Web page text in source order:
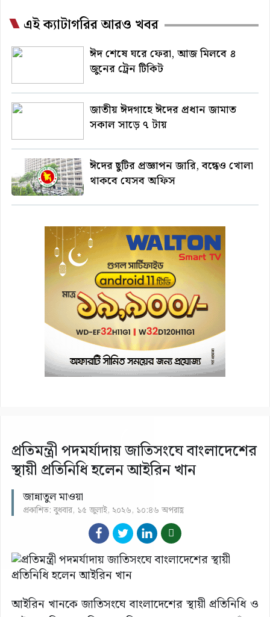
এই ক্যাটাগরির আরও খবর
ঈদ শেষে ঘরে ফেরা, আজ মিলবে ৪
জুনের ট্রেন টিকিট
জাতীয় ঈদগাহে ঈদের প্রধান জামাত
সকাল সাড়ে ৭ টায়
ঈদের ছুটির প্রজ্ঞাপন জারি, বন্ধেও খোলা
থাকবে যেসব অফিস
প্রতিমন্ত্রী পদমর্যাদায় জাতিসংঘে বাংলাদেশের
স্থায়ী প্রতিনিধি হলেন আইরিন খান
জান্নাতুল মাওয়া
প্রকাশিত: বুধবার, ১৫ জুলাই, ২০২৬, ১০:৪৬ অপরাহ্ণ
আইরিন খানকে জাতিসংঘে বাংলাদেশের স্থায়ী প্রতিনিধি ও